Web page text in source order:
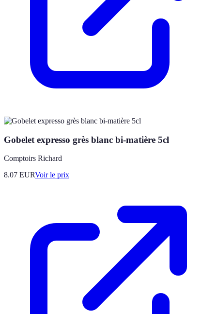
Gobelet expresso grès blanc bi-matière 5cl
Comptoirs Richard
8.07 EURVoir le prix